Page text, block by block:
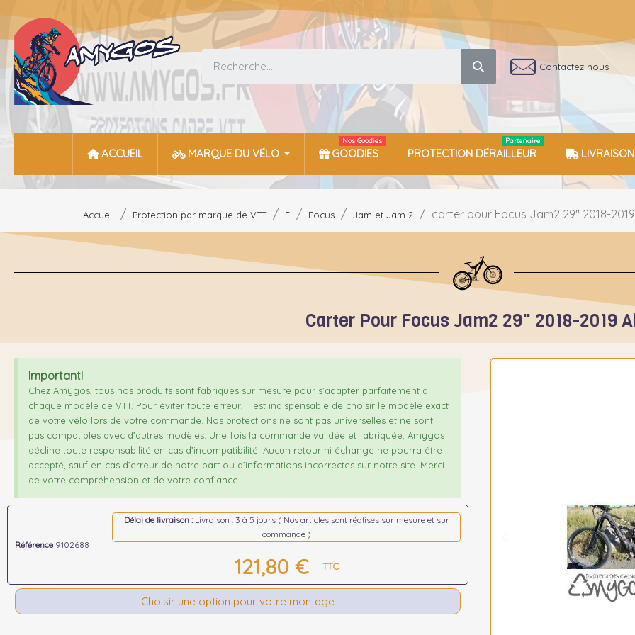
Contactez nous
ACCUEIL MARQUE DU VÉLO GOODIES
Nos Goodies
PROTECTION DÉRAILLEUR
Partenaire
LIVRAISON
Accueil Protection par marque de VTT F Focus Jam et Jam 2 carter pour Focus Jam2 29" 2018-
Carter Pour Focus Jam2 29" 2018-2019
Important!
Chez Amygos, tous nos produits sont fabriqués sur mesure pour s’adapter parfaitement à
chaque modèle de VTT. Pour éviter toute erreur, il est indispensable de choisir le modèle exact
de votre vélo lors de votre commande. Nos protections ne sont pas universelles et ne sont
pas compatibles avec d’autres modèles. Une fois la commande validée et fabriquée, Amygos
décline toute responsabilité en cas d’incompatibilité. Aucun retour ni échange ne pourra être
accepté, sauf en cas d’erreur de notre part ou d’informations incorrectes sur notre site. Merci
de votre compréhension et de votre confiance.
Référence 9102688
Délai de livraison : Livraison : 3 à 5 jours ( Nos articles sont réalisés sur mesure et sur
commande )
121,80 € TTC
Choisir une option pour votre montage